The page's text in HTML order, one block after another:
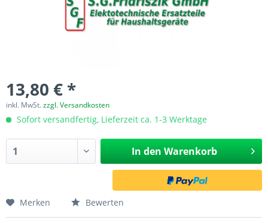
13,80 € *
inkl. MwSt.zzgl. Versandkosten
Sofort versandfertig, Lieferzeit ca. 1-3 Werktage
In den Warenkorb
Merken Bewerten